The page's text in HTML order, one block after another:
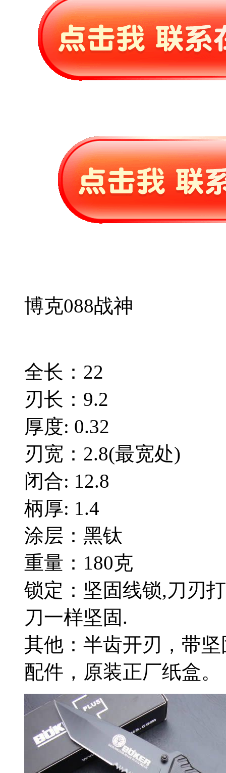
博克088战神
全长：22
刃长：9.2
厚度: 0.32
刃宽：2.8(最宽处)
闭合: 12.8
柄厚: 1.4
涂层：黑钛
重量：180克
锁定：坚固线锁,刀刃
刀一样坚固.
其他：半齿开刃，带
配件，原装正厂纸盒。